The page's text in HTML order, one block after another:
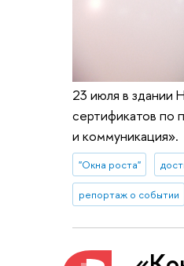
23 июля в здании
сертификатов по
и коммуникация».
"Окна роста"
репортаж о событии